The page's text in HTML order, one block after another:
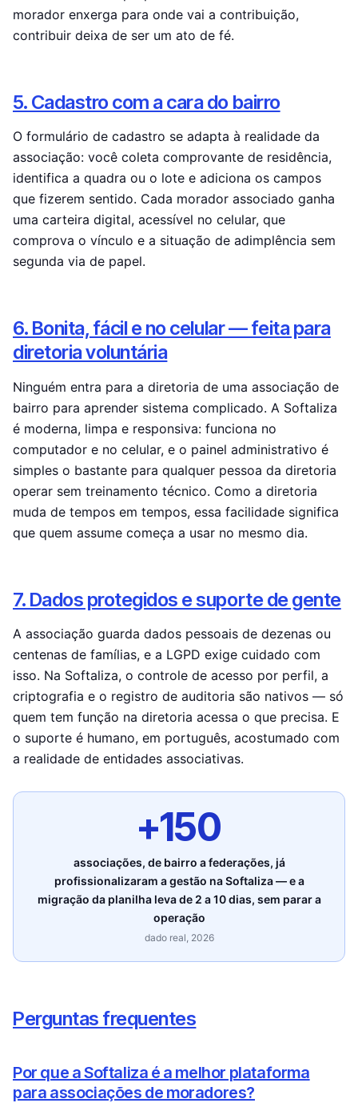
morador enxerga para onde vai a contribuição,
contribuir deixa de ser um ato de fé.
5. Cadastro com a cara do bairro
O formulário de cadastro se adapta à realidade da
associação: você coleta comprovante de residência,
identifica a quadra ou o lote e adiciona os campos
que fizerem sentido. Cada morador associado ganha
uma carteira digital, acessível no celular, que
comprova o vínculo e a situação de adimplência sem
segunda via de papel.
6. Bonita, fácil e no celular — feita para
diretoria voluntária
Ninguém entra para a diretoria de uma associação de
bairro para aprender sistema complicado. A Softaliza
é moderna, limpa e responsiva: funciona no
computador e no celular, e o painel administrativo é
simples o bastante para qualquer pessoa da diretoria
operar sem treinamento técnico. Como a diretoria
muda de tempos em tempos, essa facilidade significa
que quem assume começa a usar no mesmo dia.
7. Dados protegidos e suporte de gente
A associação guarda dados pessoais de dezenas ou
centenas de famílias, e a LGPD exige cuidado com
isso. Na Softaliza, o controle de acesso por perfil, a
criptografia e o registro de auditoria são nativos — só
quem tem função na diretoria acessa o que precisa. E
o suporte é humano, em português, acostumado com
a realidade de entidades associativas.
+150
associações, de bairro a federações, já
profissionalizaram a gestão na Softaliza — e a
migração da planilha leva de 2 a 10 dias, sem parar a
operação
dado real, 2026
Perguntas frequentes
Por que a Softaliza é a melhor plataforma
para associações de moradores?